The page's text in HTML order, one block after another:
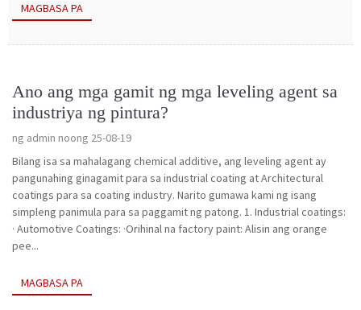
MAGBASA PA
Ano ang mga gamit ng mga leveling agent sa
industriya ng pintura?
ng admin noong 25-08-19
Bilang isa sa mahalagang chemical additive, ang leveling agent ay
pangunahing ginagamit para sa industrial coating at Architectural
coatings para sa coating industry. Narito gumawa kami ng isang
simpleng panimula para sa paggamit ng patong. 1. Industrial coatings:
· Automotive Coatings: ·Orihinal na factory paint: Alisin ang orange
pee...
MAGBASA PA